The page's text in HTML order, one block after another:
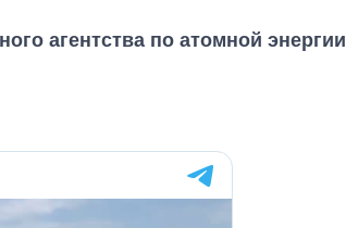
агентства по атомной энергии